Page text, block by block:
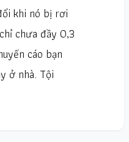
khi nó bị rơi
chưa đầy 0,3
cáo bạn
ở nhà. Tội